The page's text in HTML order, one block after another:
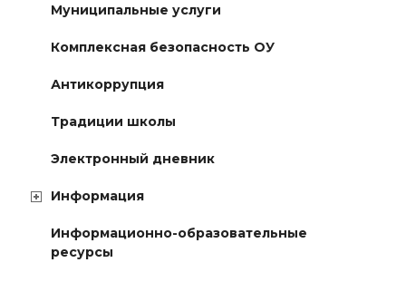
Муниципальные услуги
Комплексная безопасность ОУ
Антикоррупция
Традиции школы
Электронный дневник
Информация
Информационно-образовательные
ресурсы